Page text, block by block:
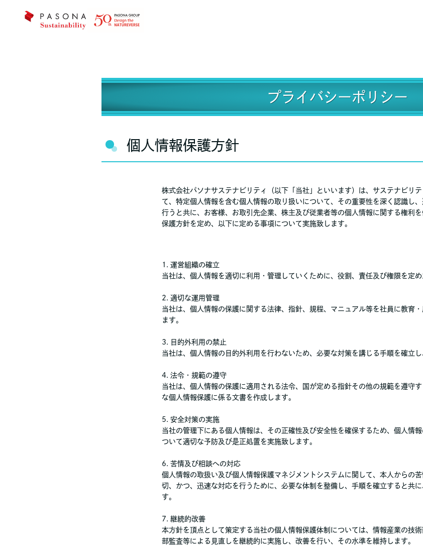
プライバシーポリシー
個人情報保護方針
株式会社パソナサステナビリティ（以下「当社」といいます）は、サステナビリ
て、特定個人情報を含む個人情報の取り扱いについて、その重要性を深く認識し
行うと共に、お客様、お取引先企業、株主及び従業者等の個人情報に関する権利
保護方針を定め、以下に定める事項について実施致します。
1. 運営組織の確立
当社は、個人情報を適切に利用・管理していくために、役割、責任及び権限を定め
2. 適切な運用管理
当社は、個人情報の保護に関する法律、指針、規程、マニュアル等を社員に教育
ます。
3. 目的外利用の禁止
当社は、個人情報の目的外利用を行わないため、必要な対策を講じる手順を確立し
4. 法令・規範の遵守
当社は、個人情報の保護に適用される法令、国が定める指針その他の規範を遵守
な個人情報保護に係る文書を作成します。
5. 安全対策の実施
当社の管理下にある個人情報は、その正確性及び安全性を確保するため、個人情
ついて適切な予防及び是正処置を実施致します。
6. 苦情及び相談への対応
個人情報の取扱い及び個人情報保護マネジメントシステムに関して、本人からの
切、かつ、迅速な対応を行うために、必要な体制を整備し、手順を確立すると共
す。
7. 継続的改善
本方針を頂点として策定する当社の個人情報保護体制については、情報産業の技
部監査等による見直しを継続的に実施し、改善を行い、その水準を維持します。